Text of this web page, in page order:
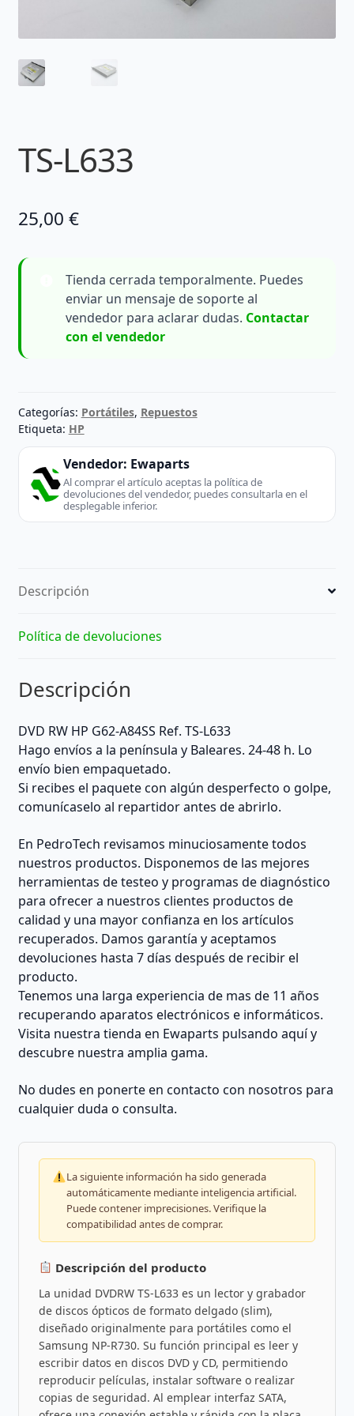
TS-L633
25,00 €
Tienda cerrada temporalmente. Puedes
enviar un mensaje de soporte al
vendedor para aclarar dudas. Contactar
con el vendedor
Categorías: Portátiles, Repuestos
Etiqueta: HP
Vendedor: Ewaparts
Al comprar el artículo aceptas la política de
devoluciones del vendedor, puedes consultarla en el
desplegable inferior.
Descripción
Política de devoluciones
Descripción
DVD RW HP G62-A84SS Ref. TS-L633
Hago envíos a la península y Baleares. 24-48 h. Lo
envío bien empaquetado.
Si recibes el paquete con algún desperfecto o golpe,
comunícaselo al repartidor antes de abrirlo.
En PedroTech revisamos minuciosamente todos
nuestros productos. Disponemos de las mejores
herramientas de testeo y programas de diagnóstico
para ofrecer a nuestros clientes productos de
calidad y una mayor confianza en los artículos
recuperados. Damos garantía y aceptamos
devoluciones hasta 7 días después de recibir el
producto.
Tenemos una larga experiencia de mas de 11 años
recuperando aparatos electrónicos e informáticos.
Visita nuestra tienda en Ewaparts pulsando aquí y
descubre nuestra amplia gama.
No dudes en ponerte en contacto con nosotros para
cualquier duda o consulta.
La siguiente información ha sido generada
automáticamente mediante inteligencia artificial.
Puede contener imprecisiones. Verifique la
compatibilidad antes de comprar.
Descripción del producto
La unidad DVDRW TS-L633 es un lector y grabador
de discos ópticos de formato delgado (slim),
diseñado originalmente para portátiles como el
Samsung NP-R730. Su función principal es leer y
escribir datos en discos DVD y CD, permitiendo
reproducir películas, instalar software o realizar
copias de seguridad. Al emplear interfaz SATA,